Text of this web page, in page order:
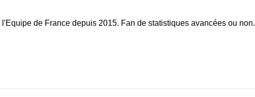
de France depuis 2015. Fan de statistiques avancées ou non.